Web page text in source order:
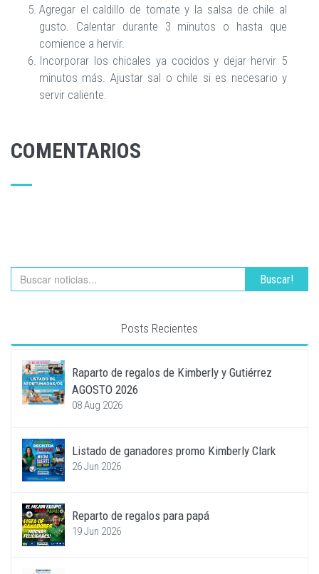
Agregar el caldillo de tomate y la salsa de chile al
gusto. Calentar durante 3 minutos o hasta que
comience a hervir.
Incorporar los chicales ya cocidos y dejar hervir 5
minutos más. Ajustar sal o chile si es necesario y
servir caliente.
COMENTARIOS
Buscar!
Posts Recientes
Raparto de regalos de Kimberly y Gutiérrez
AGOSTO 2026
08 Aug 2026
Listado de ganadores promo Kimberly Clark
26 Jun 2026
Reparto de regalos para papá
19 Jun 2026